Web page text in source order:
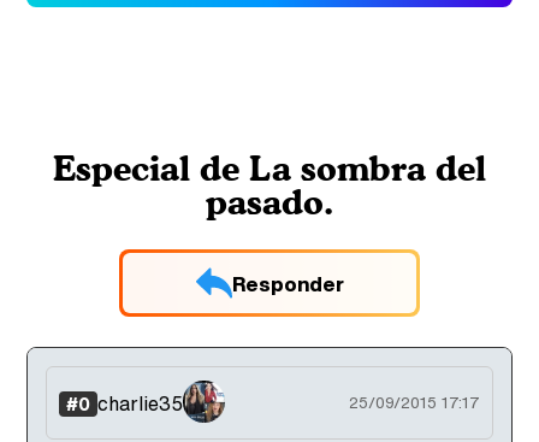
Especial de La sombra del
pasado.
Responder
#0 charlie35 25/09/2015 17:17